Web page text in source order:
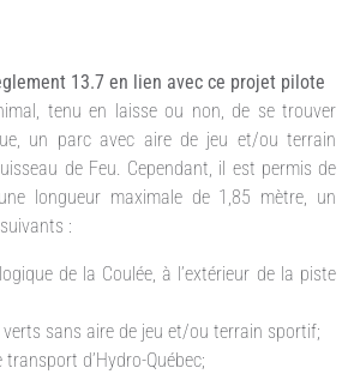
13.7 en lien avec ce projet pilote
tenu en laisse ou non, de se trouver
un parc avec aire de jeu et/ou terrain
de Feu. Cependant, il est permis de
longueur maximale de 1,85 mètre, un
:
de la Coulée, à l’extérieur de la piste
verts sans aire de jeu et/ou terrain sportif;
d’Hydro-Québec;